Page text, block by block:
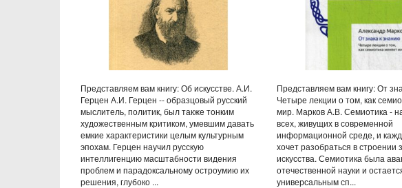
Представляем вам книгу: Об искусстве. А.И.
Герцен А.И. Герцен -- образцовый русский
мыслитель, политик, был также тонким
художественным критиком, умевшим давать
емкие характеристики целым культурным
эпохам. Герцен научил русскую
интеллигенцию масштабности видения
проблем и парадоксальному остроумию их
решения, глубоко ...
Представляем вам книгу: От
Четыре лекции о том, как
мир. Марков А.В. Семиотика -
всех, живущих в современной
информационной среде, и
хочет разобраться в строении
искусства. Семиотика была
отечественной науки и
универсальным сп...